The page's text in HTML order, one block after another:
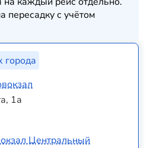
пересадку с учётом
города
1а
Центральный